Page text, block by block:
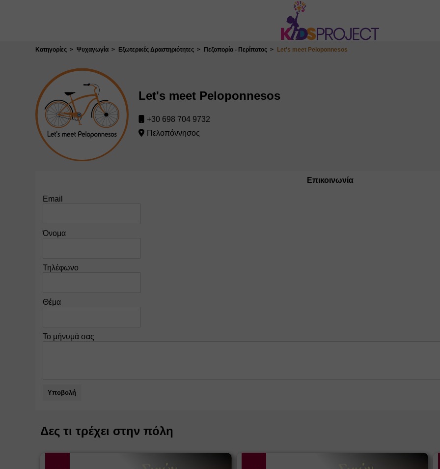
Κατηγορίες Ψυχαγωγία Εξωτερικές Δραστηριότητες Πεζοπορία - Περίπατος Let's meet Peloponnesos
Let's meet Peloponnesos
+30 698 704 9732
Πελοπόννησος
Επικοινωνία
Email
Όνομα
Τηλέφωνο
Θέμα
Το μήνυμά σας
Υποβολή
Δες τι τρέχει στην πόλη